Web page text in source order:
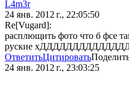
L4m3r
24 янв. 2012 г., 22:05:50
Re[Vugard]:
расплющить фото что б фсе
руские
ОтветитьЦитировать
24 янв. 2012 г., 23:03:25